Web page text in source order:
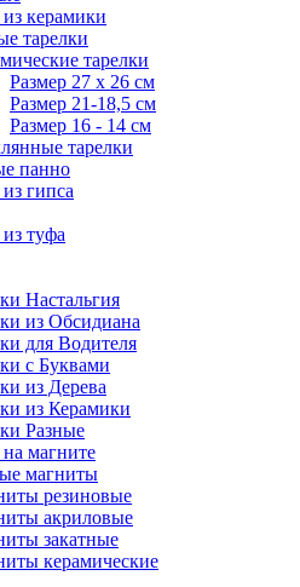
керамики
тарелки
тарелки
Размер 27 х 26 см
Размер 21-18,5 см
Размер 16 - 14 см
тарелки
панно
гипса
туфа
Настальгия
из Обсидиана
для Водителя
с Буквами
из Дерева
из Керамики
Разные
магните
магниты
резиновые
акриловые
закатные
керамические